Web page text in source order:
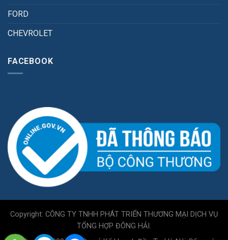
FORD
CHEVROLET
FACEBOOK
Copyright: CÔNG TY TNHH PHÁT TRIỂN THƯƠNG MẠI DỊCH VỤ
TỔNG HỢP ĐÔNG HẢI.